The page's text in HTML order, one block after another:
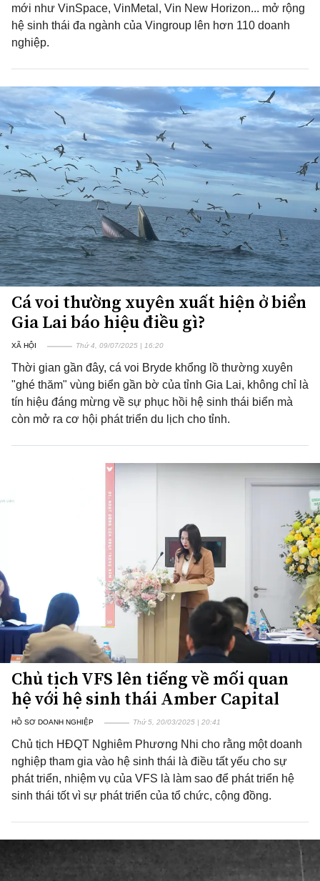
mới như VinSpace, VinMetal, Vin New Horizon... mở rộng
hệ sinh thái đa ngành của Vingroup lên hơn 110 doanh
nghiệp.
Cá voi thường xuyên xuất hiện ở biển
Gia Lai báo hiệu điều gì?
XÃ HỘI Thứ 4, 09/07/2025 | 16:20
Thời gian gần đây, cá voi Bryde khổng lồ thường xuyên
"ghé thăm" vùng biển gần bờ của tỉnh Gia Lai, không chỉ là
tín hiệu đáng mừng về sự phục hồi hệ sinh thái biển mà
còn mở ra cơ hội phát triển du lịch cho tỉnh.
Chủ tịch VFS lên tiếng về mối quan
hệ với hệ sinh thái Amber Capital
HỒ SƠ DOANH NGHIỆP Thứ 5, 20/03/2025 | 20:41
Chủ tịch HĐQT Nghiêm Phương Nhi cho rằng một doanh
nghiệp tham gia vào hệ sinh thái là điều tất yếu cho sự
phát triển, nhiệm vụ của VFS là làm sao để phát triển hệ
sinh thái tốt vì sự phát triển của tổ chức, cộng đồng.